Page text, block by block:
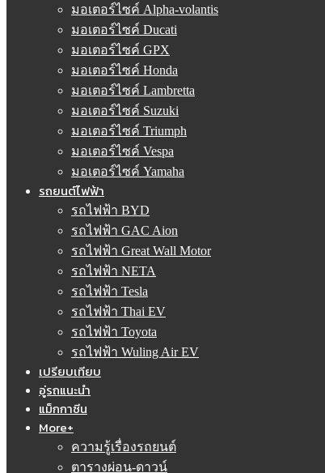
มอเตอร์ไซค์ Alpha-volantis
มอเตอร์ไซค์ Ducati
มอเตอร์ไซค์ GPX
มอเตอร์ไซค์ Honda
มอเตอร์ไซค์ Lambretta
มอเตอร์ไซค์ Suzuki
มอเตอร์ไซค์ Triumph
มอเตอร์ไซค์ Vespa
มอเตอร์ไซค์ Yamaha
รถยนต์ไฟฟ้า
รถไฟฟ้า BYD
รถไฟฟ้า GAC Aion
รถไฟฟ้า Great Wall Motor
รถไฟฟ้า NETA
รถไฟฟ้า Tesla
รถไฟฟ้า Thai EV
รถไฟฟ้า Toyota
รถไฟฟ้า Wuling Air EV
เปรียบเทียบ
อู่รถแนะนำ
แม็กกาซีน
More+
ความรู้เรื่องรถยนต์
ตารางผ่อน-ดาวน์